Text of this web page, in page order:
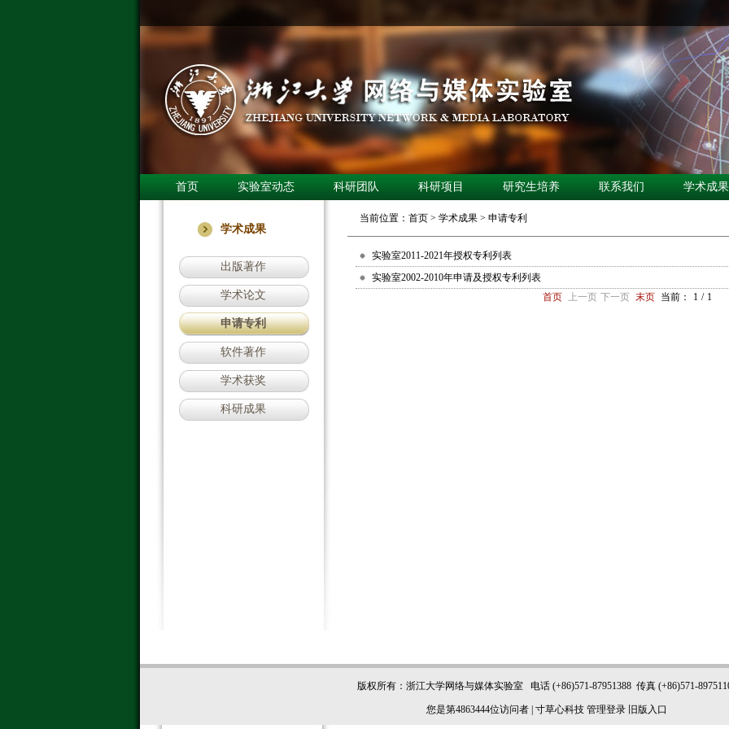
首页 实验室动态 科研团队 科研项目 研究生培养 联系我们 学术成果
学术成果
出版著作
学术论文
申请专利
软件著作
学术获奖
科研成果
当前位置： 首页 > 学术成果 > 申请专利
实验室2011-2021年授权专利列表
实验室2002-2010年申请及授权专利列表
首页
上一页 下一页 末页 当前： 1 / 1
版权所有：浙江大学网络与媒体实验室 电话 (+86)571-87951388 传真 (+86)571-
您是第4863444位访问者 | 寸草心科技 管理登录 旧版入口